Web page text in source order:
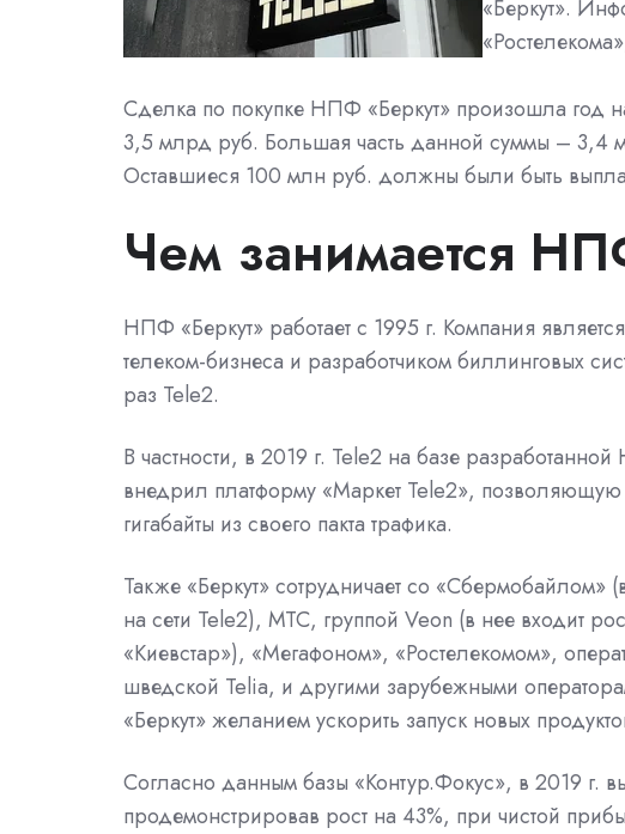
«Беркут».
Сделка по покупке НПФ «Беркут» произошла год
3,5 млрд руб. Большая часть данной суммы – 3,4
Оставшиеся 100 млн руб. должны были быть
Чем занимается
НПФ «Беркут» работает с 1995 г. Компания
телеком-бизнеса и разработчиком биллинговых
раз Tele2.
В частности, в 2019 г. Tele2 на базе
внедрил платформу «Маркет Tele2», позволяющую
гигабайты из своего пакта трафика.
Также «Беркут» сотрудничает со
на сети Tele2), МТС, группой Veon (в нее входит
«Киевстар»), «Мегафоном», «Ростелекомом»,
шведской Telia, и другими зарубежными
«Беркут» желанием ускорить запуск новых
Согласно данным базы «Контур.Фокус», в 2019 г.
продемонстрировав рост на 43%, при чистой